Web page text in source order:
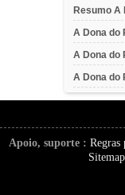
Resumo A
A Dona do
A Dona do
A Dona do
Apoio, suporte : Regras
Sitemap